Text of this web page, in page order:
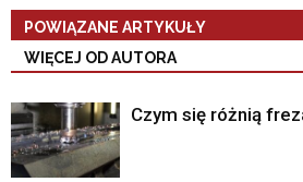
POWIĄZANE ARTYKUŁY
WIĘCEJ OD AUTORA
Czym się różnią